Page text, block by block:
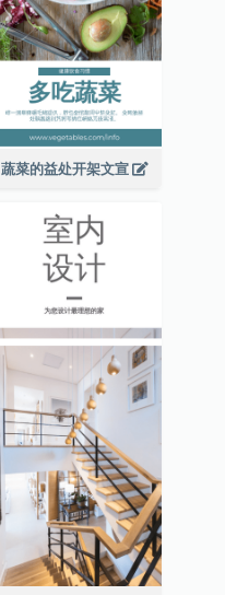
蔬菜的益处开架文宣